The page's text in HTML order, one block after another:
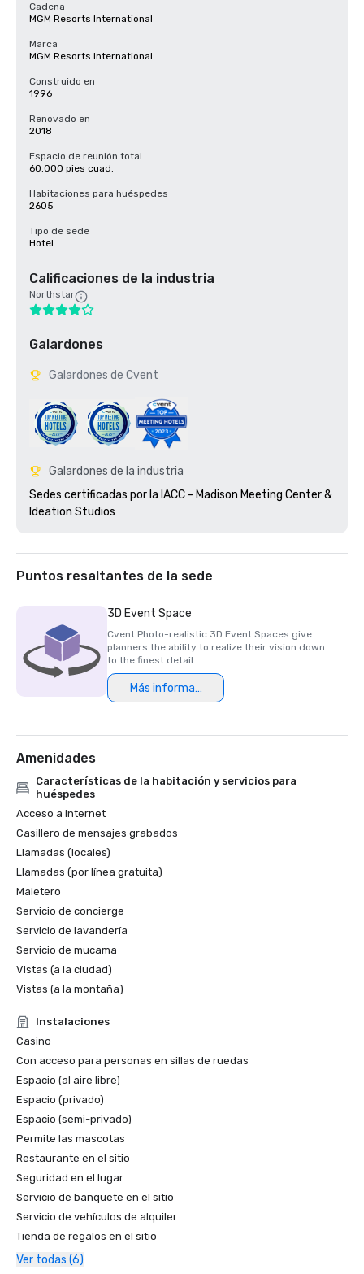
Cadena
MGM Resorts International
Marca
MGM Resorts International
Construido en
1996
Renovado en
2018
Espacio de reunión total
60.000 pies cuad.
Habitaciones para huéspedes
2605
Tipo de sede
Hotel
Calificaciones de la industria
Northstar
Galardones
Galardones de Cvent
Galardones de la industria
Sedes certificadas por la IACC - Madison Meeting Center &
Ideation Studios
Puntos resaltantes de la sede
3D Event Space
Cvent Photo-realistic 3D Event Spaces give
planners the ability to realize their vision down
to the finest detail.
Más información
Amenidades
Características de la habitación y servicios para
huéspedes
Acceso a Internet
Casillero de mensajes grabados
Llamadas (locales)
Llamadas (por línea gratuita)
Maletero
Servicio de concierge
Servicio de lavandería
Servicio de mucama
Vistas (a la ciudad)
Vistas (a la montaña)
Instalaciones
Casino
Con acceso para personas en sillas de ruedas
Espacio (al aire libre)
Espacio (privado)
Espacio (semi-privado)
Permite las mascotas
Restaurante en el sitio
Seguridad en el lugar
Servicio de banquete en el sitio
Servicio de vehículos de alquiler
Tienda de regalos en el sitio
Ver todas (6)